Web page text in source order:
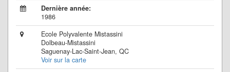
Dernière année:
1986
Ecole Polyvalente Mistassini
Dolbeau-Mistassini
Saguenay-Lac-Saint-Jean, QC
Voir sur la carte